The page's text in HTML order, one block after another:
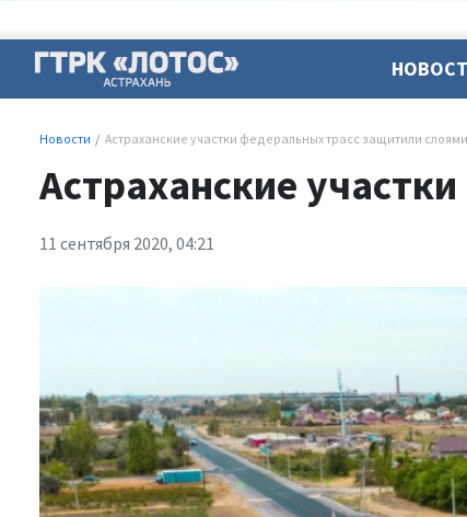
Новости Астраханские участки федеральных трасс защитили
Астраханские
11 сентября 2020, 04:21